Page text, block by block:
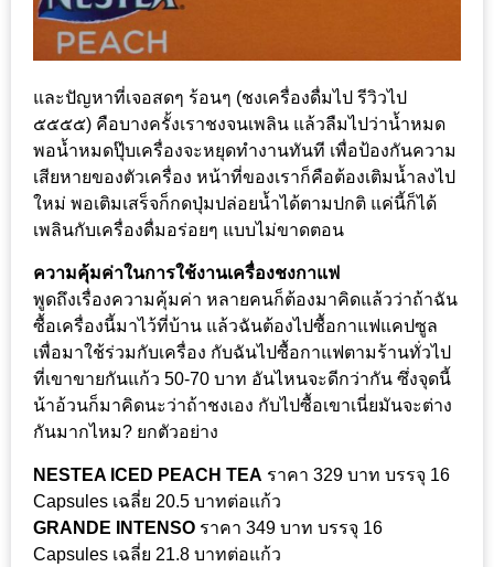
ไม่
เกิน
300
บาท
เกี่ยว
กับ
เว็บ
น้า
ชวน
หิว
เจ้าของ
ร้าน
แนะนำ
ร้าน
เพื่อน
และปัญหาที่เจอสดๆ ร้อนๆ (ชงเครื่องดื่มไป รีวิวไป
๕๕๕๕) คือบางครั้งเราชงจนเพลิน แล้วลืมไปว่าน้ำหมด
พอน้ำหมดปุ๊บเครื่องจะหยุดทำงานทันที เพื่อป้องกันความ
เสียหายของตัวเครื่อง หน้าที่ของเราก็คือต้องเติมน้ำลงไป
ใหม่ พอเติมเสร็จก็กดปุ่มปล่อยน้ำได้ตามปกติ แค่นี้ก็ได้
เพลินกับเครื่องดื่มอร่อยๆ แบบไม่ขาดตอน
ความคุ้มค่าในการใช้งานเครื่องชงกาแฟ
พูดถึงเรื่องความคุ้มค่า หลายคนก็ต้องมาคิดแล้วว่าถ้าฉัน
ซื้อเครื่องนี้มาไว้ที่บ้าน แล้วฉันต้องไปซื้อกาแฟแคปซูล
เพื่อมาใช้ร่วมกับเครื่อง กับฉันไปซื้อกาแฟตามร้านทั่วไป
ที่เขาขายกันแก้ว 50-70 บาท อันไหนจะดีกว่ากัน ซึ่งจุดนี้
น้าอ้วนก็มาคิดนะว่าถ้าชงเอง กับไปซื้อเขาเนี่ยมันจะต่าง
กันมากไหม? ยกตัวอย่าง
NESTEA ICED PEACH TEA ราคา 329 บาท บรรจุ 16
Capsules เฉลี่ย 20.5 บาทต่อแก้ว
GRANDE INTENSO ราคา 349 บาท บรรจุ 16
Capsules เฉลี่ย 21.8 บาทต่อแก้ว